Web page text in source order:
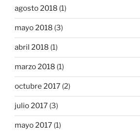
agosto 2018 (1)
mayo 2018 (3)
abril 2018 (1)
marzo 2018 (1)
octubre 2017 (2)
julio 2017 (3)
mayo 2017 (1)